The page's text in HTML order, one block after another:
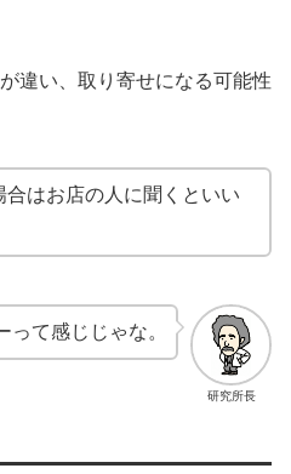
違い、取り寄せになる可能性
合はお店の人に聞くといい
研究所長
って感じじゃな。